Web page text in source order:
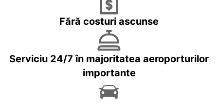
Fără costuri ascunse
Serviciu 24/7 în majoritatea aeroporturilor
importante